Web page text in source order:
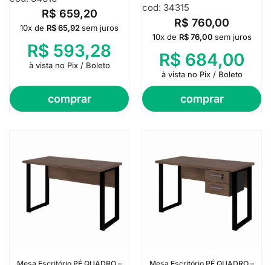
R$ 659,20
comprar
10x de R$65,92sem juros
R$ 593,28
à vista no Pix / Boleto
cod: 34315
R$ 760,00
comprar
10x de R$76,00 sem juros
R$ 684,00
à vista no Pix / Boleto